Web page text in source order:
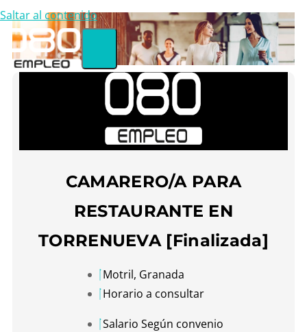
Saltar al contenido
CAMARERO/A PARA
RESTAURANTE EN
TORRENUEVA [Finalizada]
Motril, Granada
Horario a consultar
Salario Según convenio